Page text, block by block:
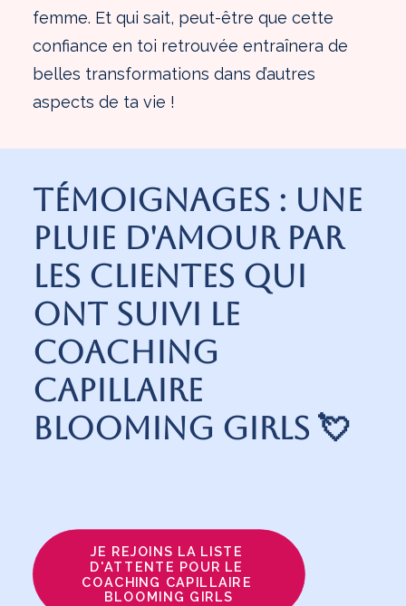
femme. Et qui sait, peut-être que cette
confiance en toi retrouvée entraînera de
belles transformations dans d’autres
aspects de ta vie !
Témoignages : une
pluie d'amour par
les clientes qui
ont suivi le
coaching
capillaire
Blooming Girls 💘
JE REJOINS LA LISTE
D'ATTENTE POUR LE
COACHING CAPILLAIRE
BLOOMING GIRLS